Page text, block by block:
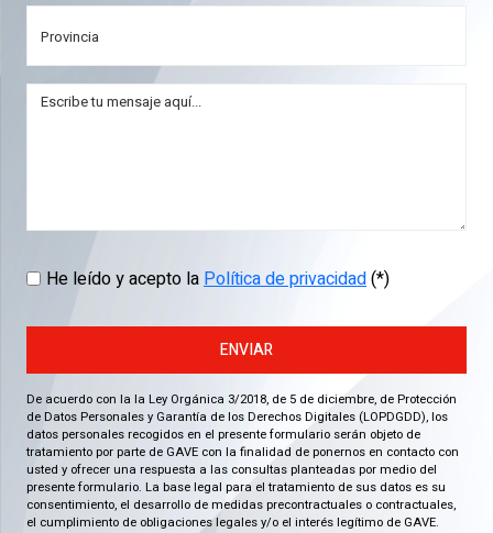
He leído y acepto laPolítica de privacidad(*)
ENVIAR
De acuerdo con la la Ley Orgánica 3/2018, de 5 de diciembre, de Protección
de Datos Personales y Garantía de los Derechos Digitales (LOPDGDD), los
datos personales recogidos en el presente formulario serán objeto de
tratamiento por parte de GAVE con la finalidad de ponernos en contacto con
usted y ofrecer una respuesta a las consultas planteadas por medio del
presente formulario. La base legal para el tratamiento de sus datos es su
consentimiento, el desarrollo de medidas precontractuales o contractuales,
el cumplimiento de obligaciones legales y/o el interés legítimo de GAVE.